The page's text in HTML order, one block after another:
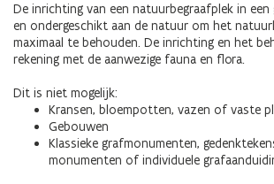
De inrichting van een natuurbegraafplek in een
en ondergeschikt aan de natuur om het
maximaal te behouden. De inrichting en het
rekening met de aanwezige fauna en flora.
Dit is niet mogelijk:
Kransen, bloempotten, vazen of vaste
Gebouwen
Klassieke grafmonumenten,
monumenten of individuele